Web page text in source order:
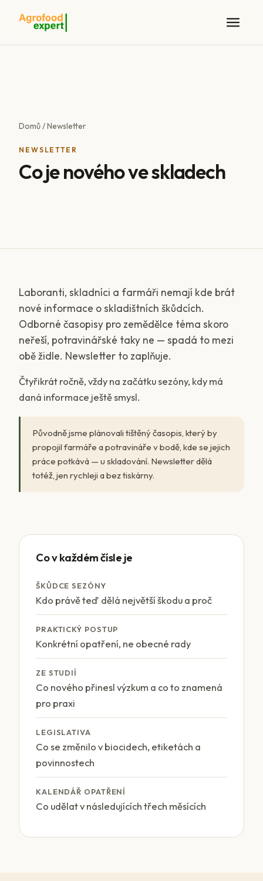
Domů/Newsletter
NEWSLETTER
Co je nového ve skladech
Laboranti, skladníci a farmáři nemají kde brát
nové informace o skladištních škůdcích.
Odborné časopisy pro zemědělce téma skoro
neřeší, potravinářské taky ne — spadá to mezi
obě židle. Newsletter to zaplňuje.
Čtyřikrát ročně, vždy na začátku sezóny, kdy má
daná informace ještě smysl.
Původně jsme plánovali tištěný časopis, který by
propojil farmáře a potravináře v bodě, kde se jejich
práce potkává — u skladování. Newsletter dělá
totéž, jen rychleji a bez tiskárny.
Co v každém čísle je
ŠKŮDCE SEZÓNY
Kdo právě teď dělá největší škodu a proč
PRAKTICKÝ POSTUP
Konkrétní opatření, ne obecné rady
ZE STUDIÍ
Co nového přinesl výzkum a co to znamená
pro praxi
LEGISLATIVA
Co se změnilo v biocidech, etiketách a
povinnostech
KALENDÁŘ OPATŘENÍ
Co udělat v následujících třech měsících